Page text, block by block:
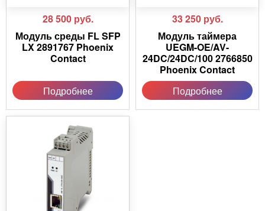
28 500 руб.
Модуль среды FL SFP
LX 2891767 Phoenix
Contact
Подробнее
33 250 руб.
Модуль таймера
UEGM-OE/AV-
24DC/24DC/100 2766850
Phoenix Contact
Подробнее